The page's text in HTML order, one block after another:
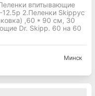
впитывающие
2.Пеленки Skippyс
,60 * 90 см, 30
Dr. Skipp. 60 на 60
Минск